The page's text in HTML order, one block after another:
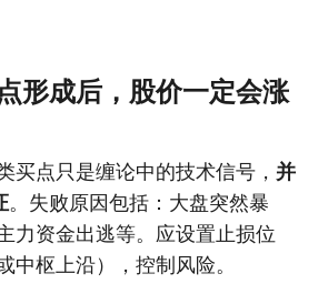
形成后，股价一定会涨
买点只是缠论中的技术信号， 并
。失败原因包括：大盘突然暴
力资金出逃等。应设置止损位
中枢上沿），控制风险。